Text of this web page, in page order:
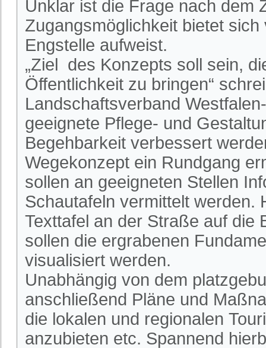
Unklar ist die Frage nach dem
Zugangsmöglichkeit bietet
Engstelle aufweist.
„Ziel des Konzepts soll sein,
Öffentlichkeit zu bringen“
Landschaftsverband
geeignete Pflege- und
Begehbarkeit verbessert
Wegekonzept ein Rundgang
sollen an geeigneten Stellen
Schautafeln vermittelt werden.
Texttafel an der Straße auf die
sollen die ergrabenen
visualisiert werden.
Unabhängig von dem
anschließend Pläne und
die lokalen und regionalen
anzubieten etc. Spannend